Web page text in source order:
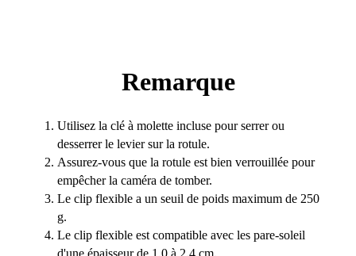
Remarque
Utilisez la clé à molette incluse pour serrer ou
desserrer le levier sur la rotule.
Assurez-vous que la rotule est bien verrouillée pour
empêcher la caméra de tomber.
Le clip flexible a un seuil de poids maximum de 250
g.
Le clip flexible est compatible avec les pare-soleil